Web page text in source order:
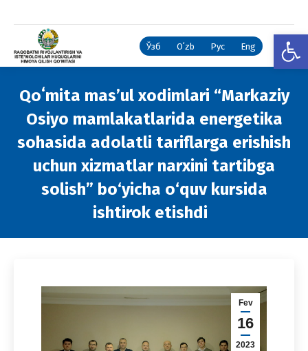
Ўзб Oʻzb Рус Eng
Qoʻmita mas’ul xodimlari “Markaziy
Osiyo mamlakatlarida energetika
sohasida adolatli tariflarga erishish
uchun xizmatlar narxini tartibga
solish” bo‘yicha o‘quv kursida
ishtirok etishdi
Fev
16
2023